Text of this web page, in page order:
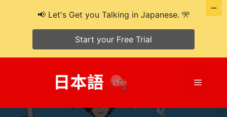
📢 Let's Get you Talking in Japanese. 🎌
Start your Free Trial